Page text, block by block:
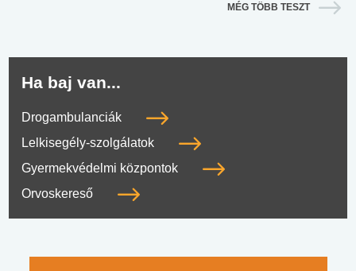
MÉG TÖBB TESZT
Ha baj van...
Drogambulanciák
Lelkisegély-szolgálatok
Gyermekvédelmi központok
Orvoskereső